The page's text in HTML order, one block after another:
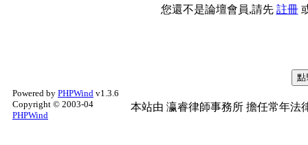
您還不是論壇會員,請先 註冊
Powered by PHPWind v1.3.6
Copyright © 2003-04
PHPWind
本站由 瀛睿律師事務所 擔任常年法